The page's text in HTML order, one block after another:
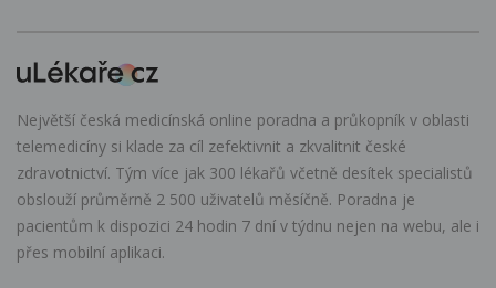
Největší česká medicínská online poradna a průkopník v oblasti
telemedicíny si klade za cíl zefektivnit a zkvalitnit české
zdravotnictví. Tým více jak 300 lékařů včetně desítek specialistů
obslouží průměrně 2 500 uživatelů měsíčně. Poradna je
pacientům k dispozici 24 hodin 7 dní v týdnu nejen na webu, ale i
přes mobilní aplikaci.